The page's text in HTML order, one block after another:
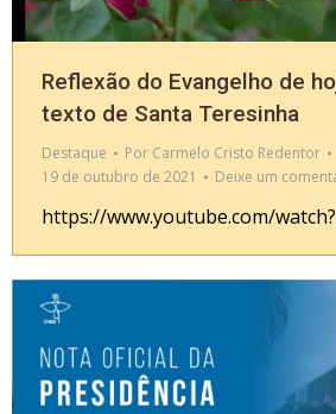
Reflexão do Evangelho de
texto de Santa Teresinha
Destaque Por Carmelo Cristo Redentor
19 de outubro de 2021
Deixe um
https://www.youtube.com/